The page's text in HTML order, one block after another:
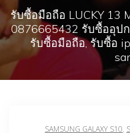
รับซื้อมือถือ LUCKY 13
0876665432 รับซื้ออุป
รับซื้อมือถือ, รับซื้อ
SAMSUNG GALAXY S10,